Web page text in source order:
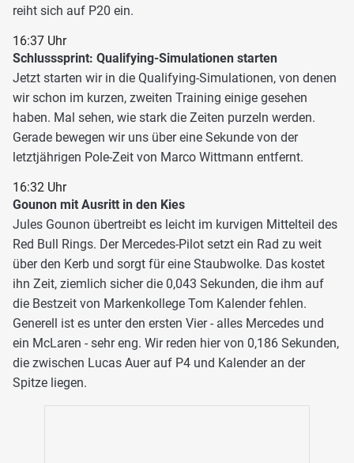
reiht sich auf P20 ein.
16:37 Uhr
Schlusssprint: Qualifying-Simulationen starten
Jetzt starten wir in die Qualifying-Simulationen, von denen
wir schon im kurzen, zweiten Training einige gesehen
haben. Mal sehen, wie stark die Zeiten purzeln werden.
Gerade bewegen wir uns über eine Sekunde von der
letztjährigen Pole-Zeit von Marco Wittmann entfernt.
16:32 Uhr
Gounon mit Ausritt in den Kies
Jules Gounon übertreibt es leicht im kurvigen Mittelteil des
Red Bull Rings. Der Mercedes-Pilot setzt ein Rad zu weit
über den Kerb und sorgt für eine Staubwolke. Das kostet
ihn Zeit, ziemlich sicher die 0,043 Sekunden, die ihm auf
die Bestzeit von Markenkollege Tom Kalender fehlen.
Generell ist es unter den ersten Vier - alles Mercedes und
ein McLaren - sehr eng. Wir reden hier von 0,186 Sekunden,
die zwischen Lucas Auer auf P4 und Kalender an der
Spitze liegen.